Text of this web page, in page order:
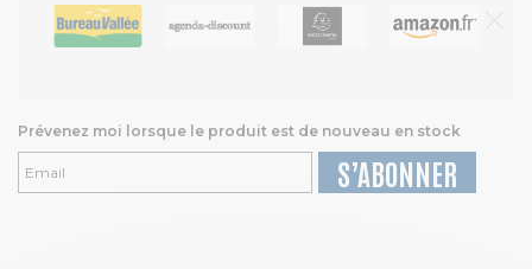
Prévenez moi lorsque le produit est de nouveau en stock
S’ABONNER